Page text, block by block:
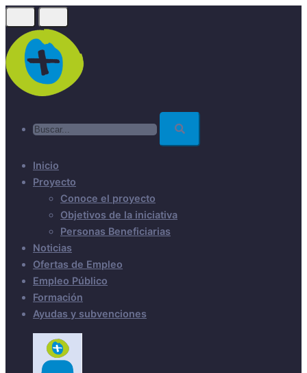
Skip
to
main
content
Inicio
Proyecto
Conoce el proyecto
Objetivos de la iniciativa
Personas Beneficiarias
Noticias
Ofertas de Empleo
Empleo Público
Formación
Ayudas y subvenciones